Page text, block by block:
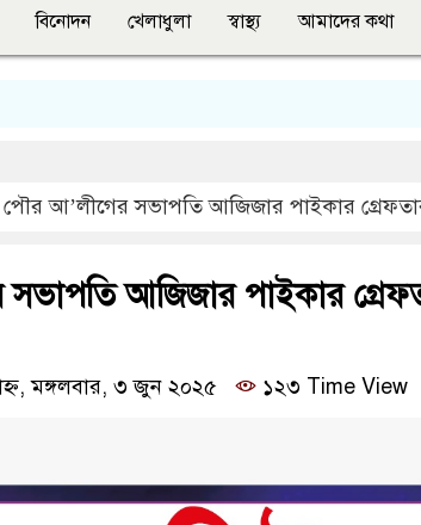
বিনোদন খেলাধুলা স্বাস্থ্য আমাদের কথা
আ’লীগের সভাপতি আজিজার পাইকার
আজিজার পাইকার
মঙ্গলবার, ৩ জুন ২০২৫
১২৩ Time View